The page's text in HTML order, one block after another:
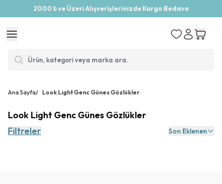
2000 ₺ ve Üzeri Alışverişlerinizde Kargo Bedava
Ana Sayfa/ Look Light Genc Günes Gözlükler
Look Light Genc Günes Gözlükler
Filtreler
Son Eklenen